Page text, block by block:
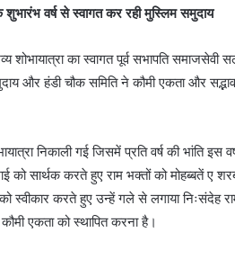
शुभारंभ वर्ष से स्वागत कर रही मुस्लिम समुदाय
शोभायात्रा का स्वागत पूर्व सभापति समाजसेवी
और हंडी चौक समिति ने कौमी एकता और
निकाली गई जिसमें प्रति वर्ष की भांति इस
को सार्थक करते हुए राम भक्तों को मोहब्बतें ए
स्वीकार करते हुए उन्हें गले से लगाया निःसंदेह
एकता को स्थापित करना है।